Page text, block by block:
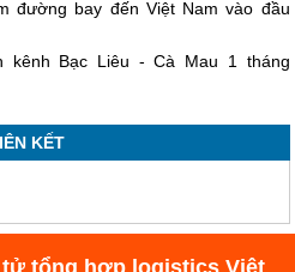
đường bay đến Việt Nam vào đầu
kênh Bạc Liêu - Cà Mau 1 tháng
KẾT
tổng hợp logistics Việt